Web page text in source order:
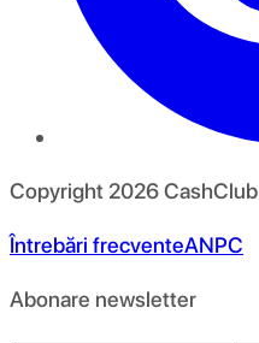
Copyright 2026CashClub
Întrebări frecventeANPC
Abonare newsletter